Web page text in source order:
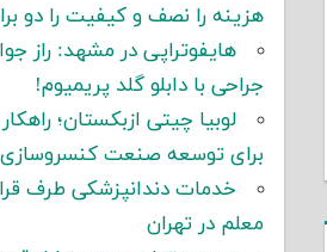
هزینه را نصف و کیفیت را دو
هایفوتراپی در مشهد: راز
جراحی با دابلو گلد پریمیوم!
لوبیا چیتی ازبکستان؛
برای توسعه صنعت کنسروسازی
خدمات دندانپزشکی طرف
معلم در تهران